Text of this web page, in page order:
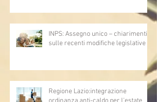
INPS: Assegno unico – chiarimenti
sulle recenti modifiche legislative
Regione Lazio:integrazione